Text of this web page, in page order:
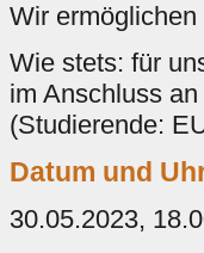
Wir
Wie stets: für
im Anschluss
(Studierende:
Datum und
30.05.2023,